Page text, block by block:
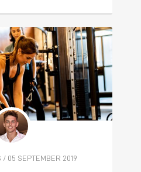
/ 05 SEPTEMBER 2019